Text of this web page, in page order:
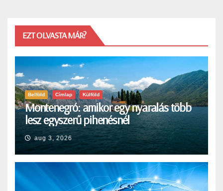
EZT OLVASTA MÁR?
Belföld Címlap Külföld
Montenegró: amikor egy nyaralás több
lesz egyszerű pihenésnél
aug 3, 2026